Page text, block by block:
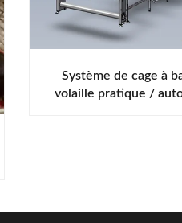
Système de cage à
volaille pratique /